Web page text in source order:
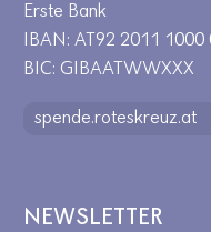
Erste Bank
IBAN: AT92 2011 1000
BIC: GIBAATWWXXX
spende.roteskreuz.at
NEWSLETTER